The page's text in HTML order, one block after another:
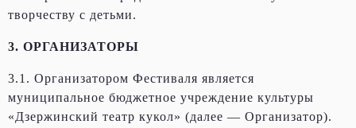
творчеству с детьми.
3. ОРГАНИЗАТОРЫ
3.1. Организатором Фестиваля является
муниципальное бюджетное учреждение культуры
«Дзержинский театр кукол» (далее — Организатор).